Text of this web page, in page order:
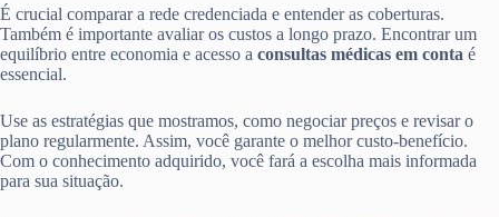
É crucial comparar a rede credenciada e entender as coberturas.
Também é importante avaliar os custos a longo prazo. Encontrar um
equilíbrio entre economia e acesso a consultas médicas em conta é
essencial.
Use as estratégias que mostramos, como negociar preços e revisar o
plano regularmente. Assim, você garante o melhor custo-benefício.
Com o conhecimento adquirido, você fará a escolha mais informada
para sua situação.